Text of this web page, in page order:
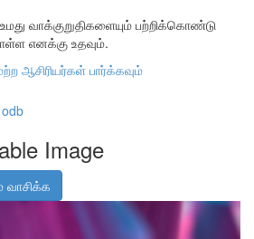
வாக்குறுதிகளையும் பற்றிக்கொண்டு
எனக்கு உதவும்.
ஆசிரியர்கள் பார்க்கவும்
odb
Image
வாசிக்க